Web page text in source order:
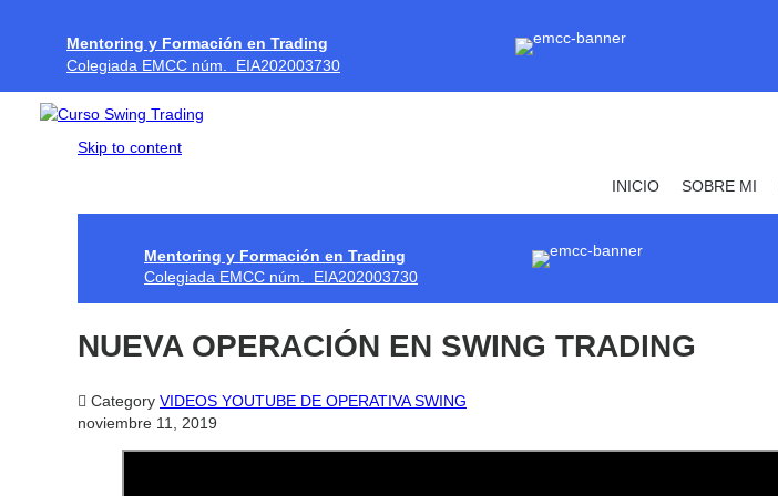
Mentoring y Formación en Trading
Colegiada EMCC núm. EIA202003730
Skip to content
INICIO SOBRE MI
Mentoring y Formación en Trading
Colegiada EMCC núm. EIA202003730
NUEVA OPERACIÓN EN SWING TRADING
 Category VIDEOS YOUTUBE DE OPERATIVA SWING
noviembre 11, 2019